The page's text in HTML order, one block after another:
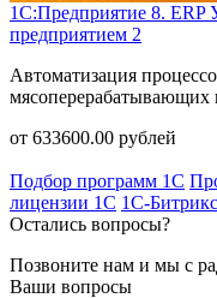
1С:Предприятие 8. ERP
предприятием 2
Автоматизация
мясоперерабатывающих
от 633600.00 рублей
Подбор программ 1С
лицензии 1С 1С-Битрикс
Остались вопросы?
Позвоните нам и мы с
Ваши вопросы